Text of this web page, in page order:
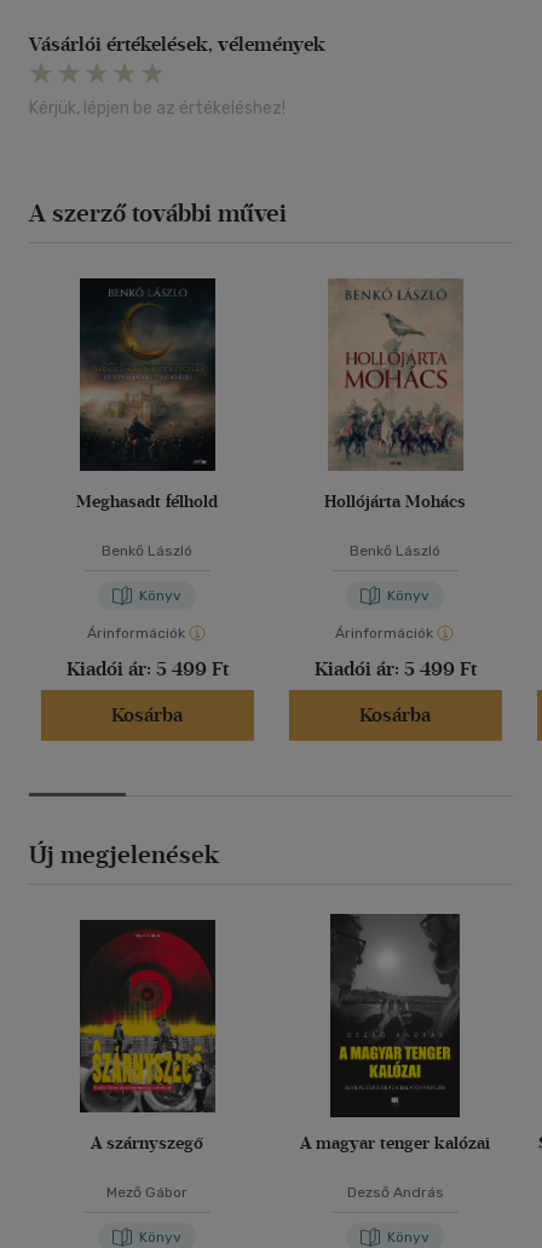
Vásárlói értékelések, vélemények
Kérjük, lépjen be az értékeléshez!
A szerző további művei
Meghasadt félhold
Benkő László
Könyv
Árinformációk
Kiadói ár: 5 499 Ft
Kosárba
Hollójárta Mohács
Benkő László
Könyv
Árinformációk
Kiadói ár: 5 499 Ft
Kosárba
Új megjelenések
A szárnyszegő
Mező Gábor
Könyv
A magyar tenger kalózai
Dezső András
Könyv